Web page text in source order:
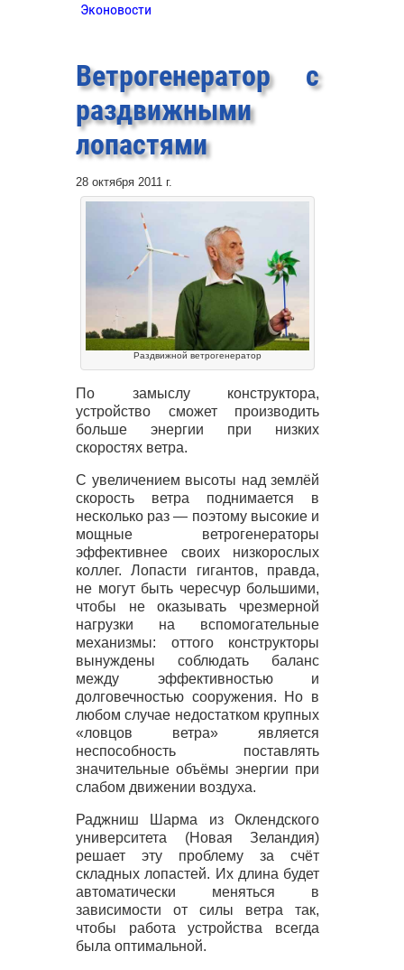
Эконовости
Ветрогенератор с
раздвижными
лопастями
28 октября 2011 г.
Раздвижной ветрогенератор
По замыслу конструктора,
устройство сможет производить
больше энергии при низких
скоростях ветра.
С увеличением высоты над землёй
скорость ветра поднимается в
несколько раз — поэтому высокие и
мощные ветрогенераторы
эффективнее своих низкорослых
коллег. Лопасти гигантов, правда,
не могут быть чересчур большими,
чтобы не оказывать чрезмерной
нагрузки на вспомогательные
механизмы: оттого конструкторы
вынуждены соблюдать баланс
между эффективностью и
долговечностью сооружения. Но в
любом случае недостатком крупных
«ловцов ветра» является
неспособность поставлять
значительные объёмы энергии при
слабом движении воздуха.
Раджниш Шарма из Оклендского
университета (Новая Зеландия)
решает эту проблему за счёт
складных лопастей. Их длина будет
автоматически меняться в
зависимости от силы ветра так,
чтобы работа устройства всегда
была оптимальной.